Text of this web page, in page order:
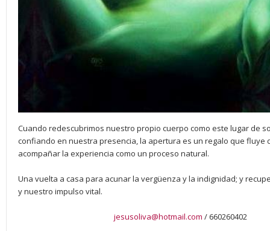
Cuando redescubrimos nuestro propio cuerpo como este lugar de
confiando en nuestra presencia, la apertura es un regalo que fluye
acompañar la experiencia como un proceso natural.
Una vuelta a casa para acunar la vergüenza y la indignidad; y
y nuestro impulso vital.
jesusoliva@hotmail.com / 660260402